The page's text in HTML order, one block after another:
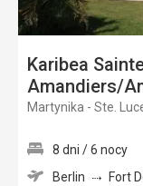
Karibea
Amandiers/
Martynika - Ste.
8 dni / 6 nocy
Berlin
Fort